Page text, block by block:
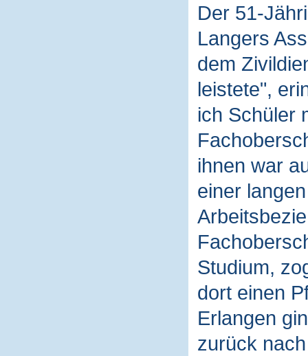
Der 51-
Langers
dem
leistete",
ich Schüler
ihnen war
einer
Studium,
dort einen
Erlangen
zurück